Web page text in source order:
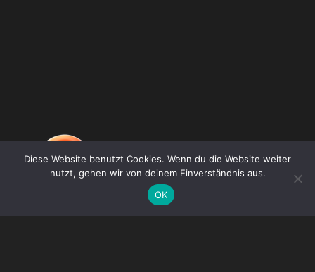
DE
Diese Website benutzt Cookies. Wenn du die Website weiter
nutzt, gehen wir von deinem Einverständnis aus.
OK